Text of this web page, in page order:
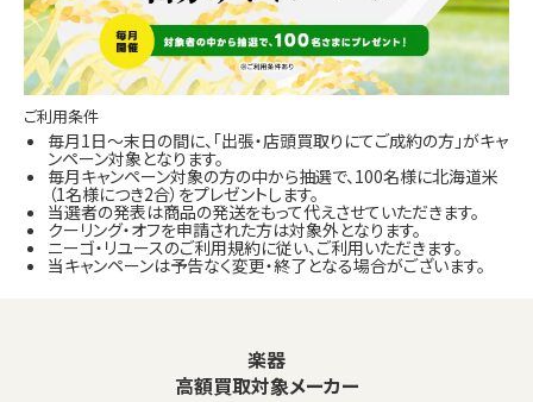
ご利用条件
毎月1日～末日の間に、「出張・店頭買取りにてご成約の方」がキャ
ンペーン対象となります。
毎月キャンペーン対象の方の中から抽選で、100名様に北海道米
（1名様につき2合）をプレゼントします。
当選者の発表は商品の発送をもって代えさせていただきます。
クーリング・オフを申請された方は対象外となります。
ニーゴ・リユースのご利用規約に従い、ご利用いただきます。
当キャンペーンは予告なく変更・終了となる場合がございます。
楽器
高額買取対象メーカー